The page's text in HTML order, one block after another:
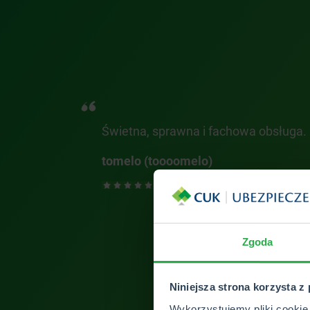
Zgoda
Niniejsza strona korzysta z
Świetna, sprawna i fachowa obsługa.
tomelo (toooomelo)